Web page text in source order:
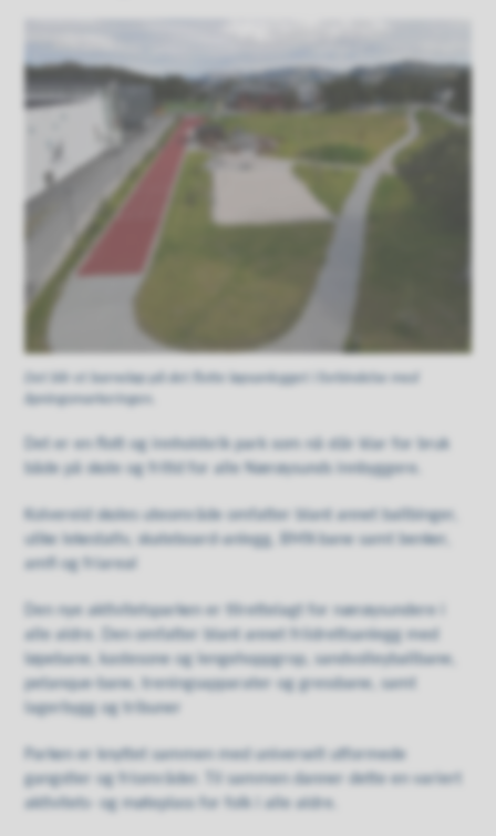
Det blir et barneløp på det flotte løpsanlegget i forbindelse med
åpningsmarkeringen.
Det er en flott og innholdsrik park som nå står klar for bruk
både på skole og fritid for alle Nærøysunds innbyggere.
Kolvereid skoles uteområde omfatter blant annet ballbinger,
ulike lekestativ, skateboard-anlegg, BMX-bane samt benker,
amfi og friareal
Den nye aktivitetsparken er tilrettelagt for nærøysundere i
alle aldre. Den omfatter blant annet friidrettsanlegg med
løpebane, kastesone og lengehoppgrop, sandvolleyballbane,
petanque-bane, treningsapparater og gressbane, samt
lagerbygg og tribuner
Parken er knyttet sammen med universelt utformede
gangstier og friområder. Til sammen danner dette en variert
aktivitets- og møteplass for folk i alle aldre.